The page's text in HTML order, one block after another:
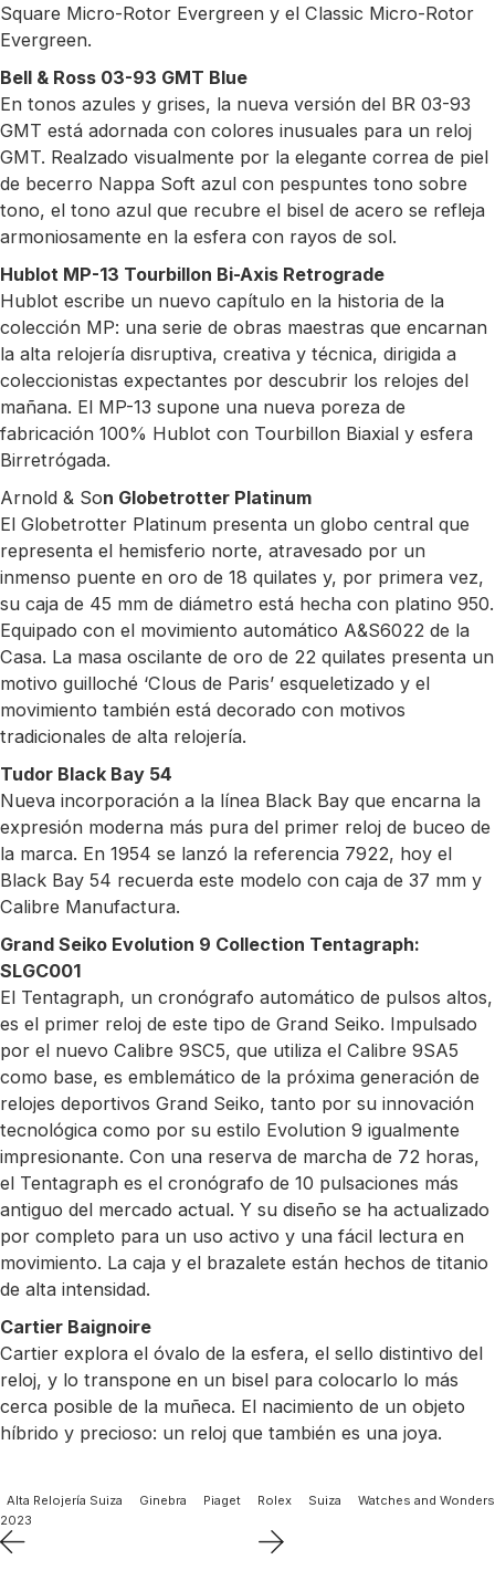
Square Micro-Rotor Evergreen y el Classic Micro-Rotor
Evergreen.
Bell & Ross 03-93 GMT Blue
En tonos azules y grises, la nueva versión del BR 03-93
GMT está adornada con colores inusuales para un reloj
GMT. Realzado visualmente por la elegante correa de piel
de becerro Nappa Soft azul con pespuntes tono sobre
tono, el tono azul que recubre el bisel de acero se refleja
armoniosamente en la esfera con rayos de sol.
Hublot MP-13 Tourbillon Bi-Axis Retrograde
Hublot escribe un nuevo capítulo en la historia de la
colección MP: una serie de obras maestras que encarnan
la alta relojería disruptiva, creativa y técnica, dirigida a
coleccionistas expectantes por descubrir los relojes del
mañana. El MP-13 supone una nueva poreza de
fabricación 100% Hublot con Tourbillon Biaxial y esfera
Birretrógada.
Arnold & Son Globetrotter Platinum
El Globetrotter Platinum presenta un globo central que
representa el hemisferio norte, atravesado por un
inmenso puente en oro de 18 quilates y, por primera vez,
su caja de 45 mm de diámetro está hecha con platino 950.
Equipado con el movimiento automático A&S6022 de la
Casa. La masa oscilante de oro de 22 quilates presenta un
motivo guilloché ‘Clous de Paris’ esqueletizado y el
movimiento también está decorado con motivos
tradicionales de alta relojería.
Tudor Black Bay 54
Nueva incorporación a la línea Black Bay que encarna la
expresión moderna más pura del primer reloj de buceo de
la marca. En 1954 se lanzó la referencia 7922, hoy el
Black Bay 54 recuerda este modelo con caja de 37 mm y
Calibre Manufactura.
Grand Seiko Evolution 9 Collection Tentagraph:
SLGC001
El Tentagraph, un cronógrafo automático de pulsos altos,
es el primer reloj de este tipo de Grand Seiko. Impulsado
por el nuevo Calibre 9SC5, que utiliza el Calibre 9SA5
como base, es emblemático de la próxima generación de
relojes deportivos Grand Seiko, tanto por su innovación
tecnológica como por su estilo Evolution 9 igualmente
impresionante. Con una reserva de marcha de 72 horas,
el Tentagraph es el cronógrafo de 10 pulsaciones más
antiguo del mercado actual. Y su diseño se ha actualizado
por completo para un uso activo y una fácil lectura en
movimiento. La caja y el brazalete están hechos de titanio
de alta intensidad.
Cartier Baignoire
Cartier explora el óvalo de la esfera, el sello distintivo del
reloj, y lo transpone en un bisel para colocarlo lo más
cerca posible de la muñeca. El nacimiento de un objeto
híbrido y precioso: un reloj que también es una joya.
Alta Relojería Suiza Ginebra Piaget Rolex Suiza
Watches and Wonders
2023